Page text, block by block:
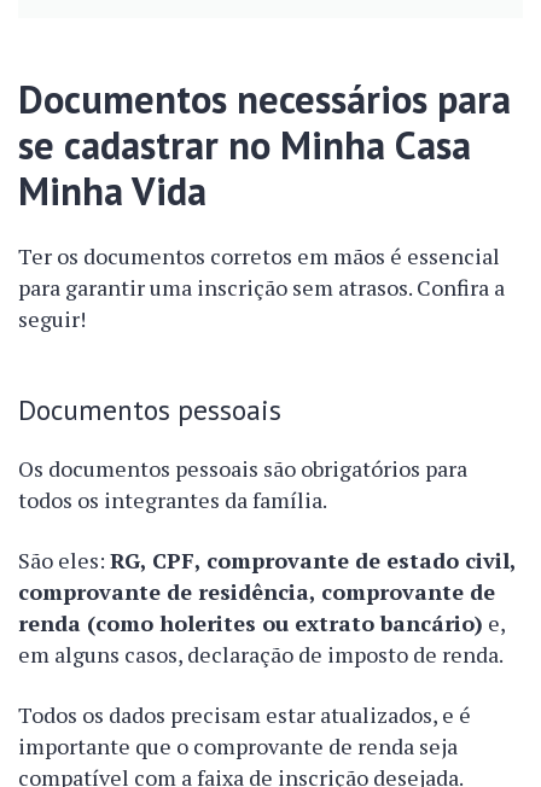
Documentos necessários para
se cadastrar no Minha Casa
Minha Vida
Ter os documentos corretos em mãos é essencial
para garantir uma inscrição sem atrasos. Confira a
seguir!
Documentos pessoais
Os documentos pessoais são obrigatórios para
todos os integrantes da família.
São eles: RG, CPF, comprovante de estado civil,
comprovante de residência, comprovante de
renda (como holerites ou extrato bancário) e,
em alguns casos, declaração de imposto de renda.
Todos os dados precisam estar atualizados, e é
importante que o comprovante de renda seja
compatível com a faixa de inscrição desejada.